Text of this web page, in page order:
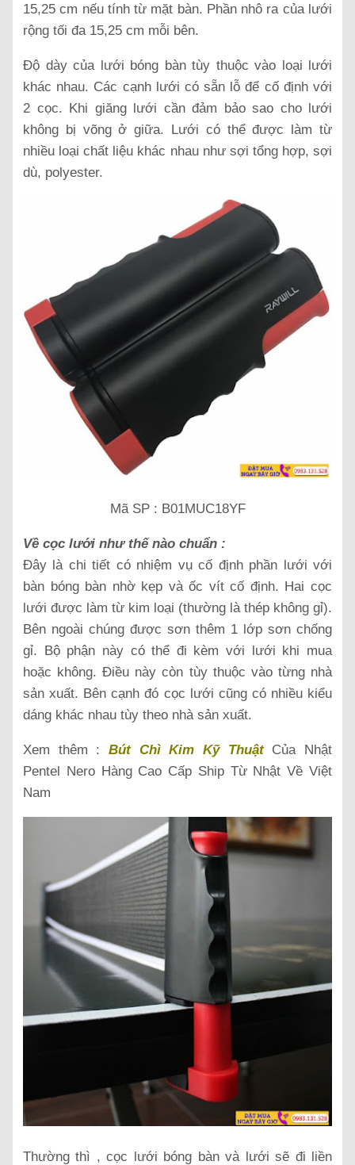
15,25 cm nếu tính từ mặt bàn. Phần nhô ra của lưới
rộng tối đa 15,25 cm mỗi bên.
Độ dày của lưới bóng bàn tùy thuộc vào loại lưới
khác nhau. Các cạnh lưới có sẵn lỗ để cố định với
2 cọc. Khi giăng lưới cần đảm bảo sao cho lưới
không bị võng ở giữa. Lưới có thể được làm từ
nhiều loại chất liệu khác nhau như sợi tổng hợp, sợi
dù, polyester.
Mã SP : B01MUC18YF
Về cọc lưới như thế nào chuẩn :
Đây là chi tiết có nhiệm vụ cố định phần lưới với
bàn bóng bàn nhờ kẹp và ốc vít cố định. Hai cọc
lưới được làm từ kim loại (thường là thép không gỉ).
Bên ngoài chúng được sơn thêm 1 lớp sơn chống
gỉ. Bộ phận này có thể đi kèm với lưới khi mua
hoặc không. Điều này còn tùy thuộc vào từng nhà
sản xuất. Bên cạnh đó cọc lưới cũng có nhiều kiểu
dáng khác nhau tùy theo nhà sản xuất.
Xem thêm : Bút Chì Kim Kỹ ThuậtCủa Nhật
Pentel Nero Hàng Cao Cấp Ship Từ Nhật Về Việt
Nam
Thường thì , cọc lưới bóng bàn và lưới sẽ đi liền